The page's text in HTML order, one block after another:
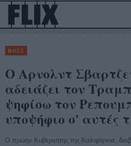
BUZZ
Ο Αρνολντ
αδειάζει τον
ψηφίσω τον
υποψήφιο σ' αυτές
Ο πρώην Κυβερνήτης της Καλιφόρνια,